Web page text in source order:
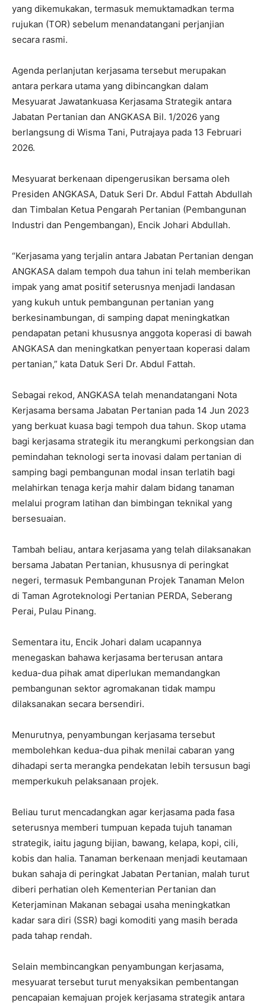
yang dikemukakan, termasuk memuktamadkan terma
rujukan (TOR) sebelum menandatangani perjanjian
secara rasmi.
Agenda perlanjutan kerjasama tersebut merupakan
antara perkara utama yang dibincangkan dalam
Mesyuarat Jawatankuasa Kerjasama Strategik antara
Jabatan Pertanian dan ANGKASA Bil. 1/2026 yang
berlangsung di Wisma Tani, Putrajaya pada 13 Februari
2026.
Mesyuarat berkenaan dipengerusikan bersama oleh
Presiden ANGKASA, Datuk Seri Dr. Abdul Fattah Abdullah
dan Timbalan Ketua Pengarah Pertanian (Pembangunan
Industri dan Pengembangan), Encik Johari Abdullah.
“Kerjasama yang terjalin antara Jabatan Pertanian dengan
ANGKASA dalam tempoh dua tahun ini telah memberikan
impak yang amat positif seterusnya menjadi landasan
yang kukuh untuk pembangunan pertanian yang
berkesinambungan, di samping dapat meningkatkan
pendapatan petani khususnya anggota koperasi di bawah
ANGKASA dan meningkatkan penyertaan koperasi dalam
pertanian,” kata Datuk Seri Dr. Abdul Fattah.
Sebagai rekod, ANGKASA telah menandatangani Nota
Kerjasama bersama Jabatan Pertanian pada 14 Jun 2023
yang berkuat kuasa bagi tempoh dua tahun. Skop utama
bagi kerjasama strategik itu merangkumi perkongsian dan
pemindahan teknologi serta inovasi dalam pertanian di
samping bagi pembangunan modal insan terlatih bagi
melahirkan tenaga kerja mahir dalam bidang tanaman
melalui program latihan dan bimbingan teknikal yang
bersesuaian.
Tambah beliau, antara kerjasama yang telah dilaksanakan
bersama Jabatan Pertanian, khususnya di peringkat
negeri, termasuk Pembangunan Projek Tanaman Melon
di Taman Agroteknologi Pertanian PERDA, Seberang
Perai, Pulau Pinang.
Sementara itu, Encik Johari dalam ucapannya
menegaskan bahawa kerjasama berterusan antara
kedua-dua pihak amat diperlukan memandangkan
pembangunan sektor agromakanan tidak mampu
dilaksanakan secara bersendiri.
Menurutnya, penyambungan kerjasama tersebut
membolehkan kedua-dua pihak menilai cabaran yang
dihadapi serta merangka pendekatan lebih tersusun bagi
memperkukuh pelaksanaan projek.
Beliau turut mencadangkan agar kerjasama pada fasa
seterusnya memberi tumpuan kepada tujuh tanaman
strategik, iaitu jagung bijian, bawang, kelapa, kopi, cili,
kobis dan halia. Tanaman berkenaan menjadi keutamaan
bukan sahaja di peringkat Jabatan Pertanian, malah turut
diberi perhatian oleh Kementerian Pertanian dan
Keterjaminan Makanan sebagai usaha meningkatkan
kadar sara diri (SSR) bagi komoditi yang masih berada
pada tahap rendah.
Selain membincangkan penyambungan kerjasama,
mesyuarat tersebut turut menyaksikan pembentangan
pencapaian kemajuan projek kerjasama strategik antara